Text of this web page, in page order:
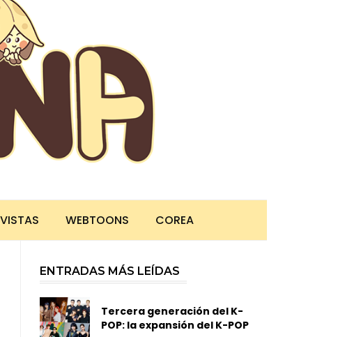
WEBTOONS COREA
ENTRADAS MÁS LEÍDAS
Tercera generación del K-
POP: la expansión del K-POP